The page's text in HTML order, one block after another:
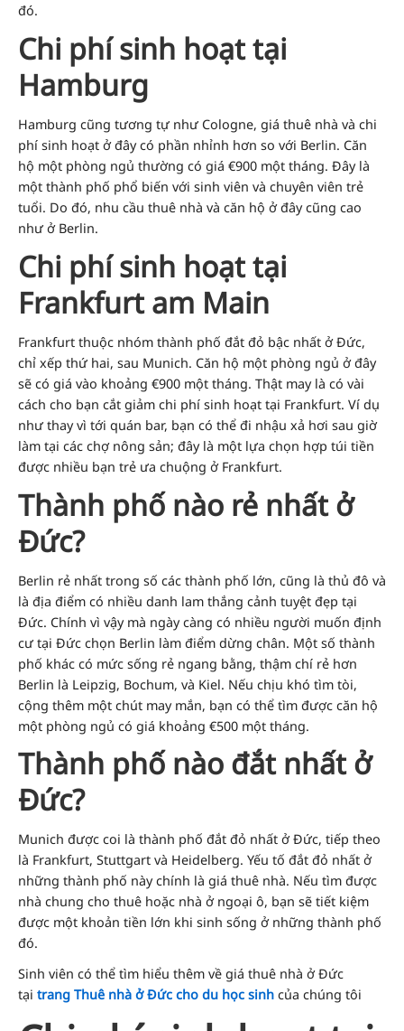
đó.
Chi phí sinh hoạt tại
Hamburg
Hamburg cũng tương tự như Cologne, giá thuê nhà và chi
phí sinh hoạt ở đây có phần nhỉnh hơn so với Berlin. Căn
hộ một phòng ngủ thường có giá €900 một tháng. Đây là
một thành phố phổ biến với sinh viên và chuyên viên trẻ
tuổi. Do đó, nhu cầu thuê nhà và căn hộ ở đây cũng cao
như ở Berlin.
Chi phí sinh hoạt tại
Frankfurt am Main
Frankfurt thuộc nhóm thành phố đắt đỏ bậc nhất ở Đức,
chỉ xếp thứ hai, sau Munich. Căn hộ một phòng ngủ ở đây
sẽ có giá vào khoảng €900 một tháng. Thật may là có vài
cách cho bạn cắt giảm chi phí sinh hoạt tại Frankfurt. Ví dụ
như thay vì tới quán bar, bạn có thể đi nhậu xả hơi sau giờ
làm tại các chợ nông sản; đây là một lựa chọn hợp túi tiền
được nhiều bạn trẻ ưa chuộng ở Frankfurt.
Thành phố nào rẻ nhất ở
Đức?
Berlin rẻ nhất trong số các thành phố lớn, cũng là thủ đô và
là địa điểm có nhiều danh lam thắng cảnh tuyệt đẹp tại
Đức. Chính vì vậy mà ngày càng có nhiều người muốn định
cư tại Đức chọn Berlin làm điểm dừng chân. Một số thành
phố khác có mức sống rẻ ngang bằng, thậm chí rẻ hơn
Berlin là Leipzig, Bochum, và Kiel. Nếu chịu khó tìm tòi,
cộng thêm một chút may mắn, bạn có thể tìm được căn hộ
một phòng ngủ có giá khoảng €500 một tháng.
Thành phố nào đắt nhất ở
Đức?
Munich được coi là thành phố đắt đỏ nhất ở Đức, tiếp theo
là Frankfurt, Stuttgart và Heidelberg. Yếu tố đắt đỏ nhất ở
những thành phố này chính là giá thuê nhà. Nếu tìm được
nhà chung cho thuê hoặc nhà ở ngoại ô, bạn sẽ tiết kiệm
được một khoản tiền lớn khi sinh sống ở những thành phố
đó.
Sinh viên có thể tìm hiểu thêm về giá thuê nhà ở Đức
tại trang Thuê nhà ở Đức cho du học sinh của chúng tôi